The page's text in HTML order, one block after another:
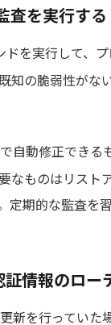
査を実行す
ドを実行して、
知の脆弱性がな
で自動修正できる
なものはリスト
定期的な監査を
情報のロー
新を行っていた